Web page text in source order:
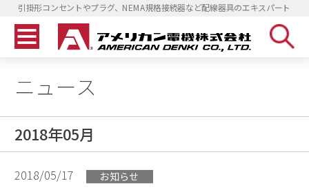
引掛形コンセントやプラグ、NEMA規格接続器など配線器具のエキスパート
ニュース
2018年05月
2018/05/17 お知らせ